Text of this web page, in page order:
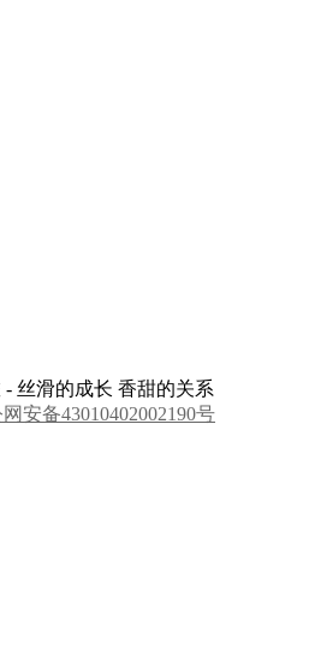
- 丝滑的成长 香甜的关系